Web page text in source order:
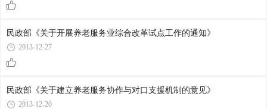
民政部《关于开展养老服务业综合改革试点工作的通知》
2013-12-27
民政部《关于建立养老服务协作与对口支援机制的意见》
2013-12-20